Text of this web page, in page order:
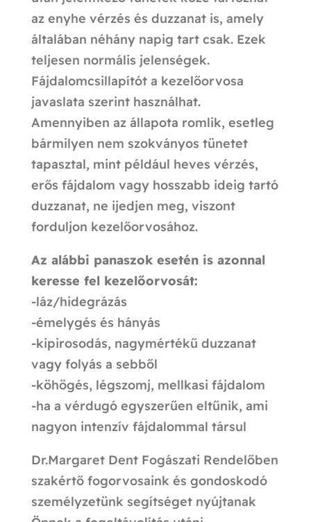
az enyhe vérzés és duzzanat is, amely
általában néhány napig tart csak. Ezek
teljesen normális jelenségek.
Fájdalomcsillapítót a kezelőorvosa
javaslata szerint használhat.
Amennyiben az állapota romlik, esetleg
bármilyen nem szokványos tünetet
tapasztal, mint például heves vérzés,
erős fájdalom vagy hosszabb ideig tartó
duzzanat, ne ijedjen meg, viszont
forduljon kezelőorvosához.
Az alábbi panaszok esetén is azonnal
keresse fel kezelőorvosát:
-láz/hidegrázás
-émelygés és hányás
-kipirosodás, nagymértékű duzzanat
vagy folyás a sebből
-köhögés, légszomj, mellkasi fájdalom
-ha a vérdugó egyszerűen eltűnik, ami
nagyon intenzív fájdalommal társul
Dr.Margaret Dent Fogászati Rendelőben
szakértő fogorvosaink és gondoskodó
személyzetünk segítséget nyújtanak